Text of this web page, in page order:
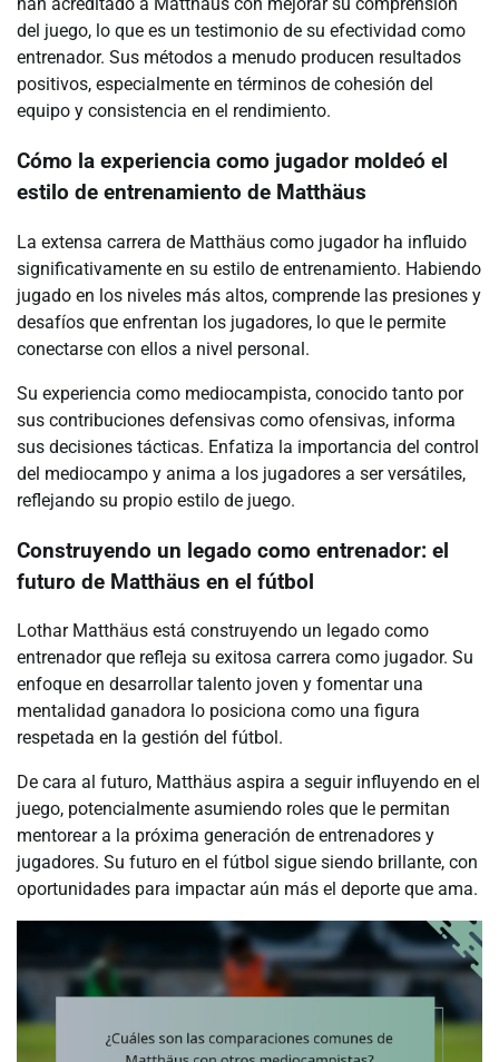
han acreditado a Matthäus con mejorar su comprensión
del juego, lo que es un testimonio de su efectividad como
entrenador. Sus métodos a menudo producen resultados
positivos, especialmente en términos de cohesión del
equipo y consistencia en el rendimiento.
Cómo la experiencia como jugador moldeó el
estilo de entrenamiento de Matthäus
La extensa carrera de Matthäus como jugador ha influido
significativamente en su estilo de entrenamiento. Habiendo
jugado en los niveles más altos, comprende las presiones y
desafíos que enfrentan los jugadores, lo que le permite
conectarse con ellos a nivel personal.
Su experiencia como mediocampista, conocido tanto por
sus contribuciones defensivas como ofensivas, informa
sus decisiones tácticas. Enfatiza la importancia del control
del mediocampo y anima a los jugadores a ser versátiles,
reflejando su propio estilo de juego.
Construyendo un legado como entrenador: el
futuro de Matthäus en el fútbol
Lothar Matthäus está construyendo un legado como
entrenador que refleja su exitosa carrera como jugador. Su
enfoque en desarrollar talento joven y fomentar una
mentalidad ganadora lo posiciona como una figura
respetada en la gestión del fútbol.
De cara al futuro, Matthäus aspira a seguir influyendo en el
juego, potencialmente asumiendo roles que le permitan
mentorear a la próxima generación de entrenadores y
jugadores. Su futuro en el fútbol sigue siendo brillante, con
oportunidades para impactar aún más el deporte que ama.